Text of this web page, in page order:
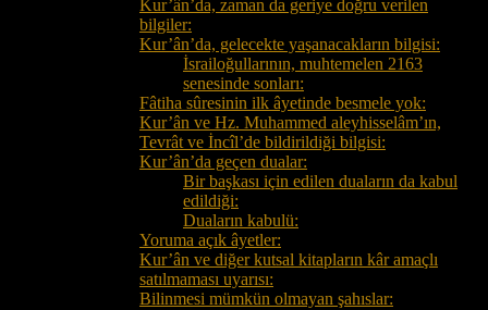
Kur’ân’da, zaman da geriye doğru verilen
bilgiler:
Kur’ân’da, gelecekte yaşanacakların bilgisi:
İsrailoğullarının, muhtemelen 2163
senesinde sonları:
Fâtiha sûresinin ilk âyetinde besmele yok:
Kur’ân ve Hz. Muhammed aleyhisselâm’ın,
Tevrât ve İncîl’de bildirildiği bilgisi:
Kur’ân’da geçen dualar:
Bir başkası için edilen duaların da kabul
edildiği:
Duaların kabulü:
Yoruma açık âyetler:
Kur’ân ve diğer kutsal kitapların kâr amaçlı
satılmaması uyarısı:
Bilinmesi mümkün olmayan şahıslar: